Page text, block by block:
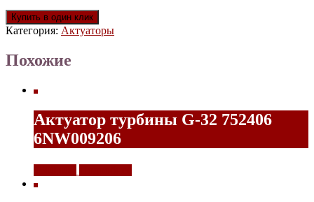
Купить в один клик
Категория: Актуаторы
Похожие
Актуатор турбины G-32 752406
6NW009206